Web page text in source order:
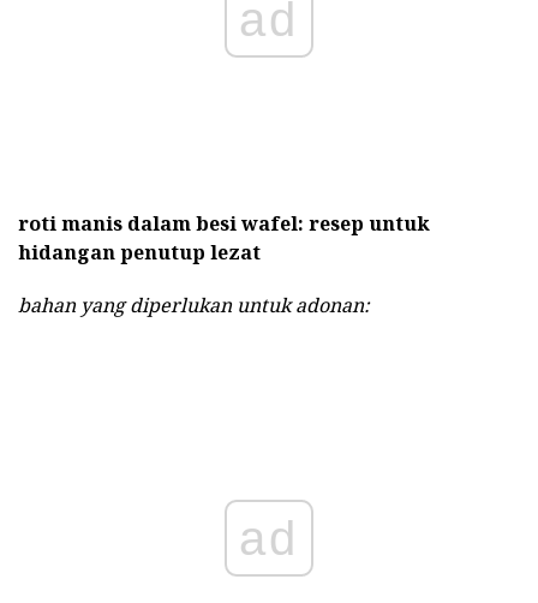
ad
roti manis dalam besi wafel: resep untuk
hidangan penutup lezat
bahan yang diperlukan untuk adonan:
ad